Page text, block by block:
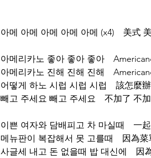
아메 아메 아메 아메 아메 (x4)　美式
아메리카노 좋아 좋아 좋아　
아메리카노 진해 진해 진해　
어떻게 하노 시럽 시럽 시럽　該怎麼
빼고 주세요 빼고 주세요　不加了 不
이쁜 여자와 담배피고 차 마실때　一
메뉴판이 복잡해서 못 고를때　因為
사글세 내고 돈 없을때 밥 대신에　因